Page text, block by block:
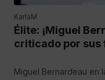
KarlaM
Élite: ¡Miguel
criticado por sus
Miguel Bernardeau en